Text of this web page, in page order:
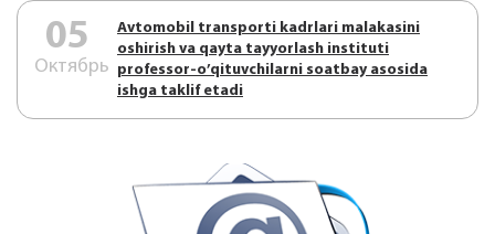
05
Октябрь
Аvtоmоbil trаnspоrti kаdrlаri mаlаkаsini
оshirish vа qаytа tаyyorlаsh instituti
prоfеssоr-o’qituvchilаrni sоаtbаy аsоsidа
ishgа tаklif etаdi